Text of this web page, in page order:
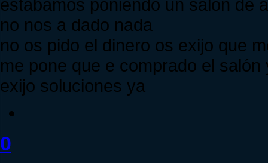
estabámos poniendo un salón de
no nos a dado nada
no os pido el dinero os exijo que
me pone que e comprado el
exijo soluciones ya
0